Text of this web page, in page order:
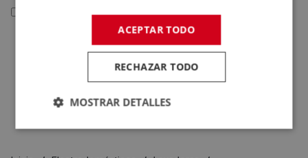
Reacondicionados y Outlet
Reacondicionados y
Outlet
Electrodomésticos
ACEPTAR TODO
RECHAZAR TODO
MOSTRAR DETALLES